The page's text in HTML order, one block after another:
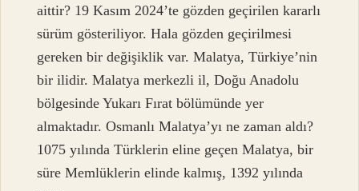
aittir? 19 Kasım 2024’te gözden geçirilen kararlı
sürüm gösteriliyor. Hala gözden geçirilmesi
gereken bir değişiklik var. Malatya, Türkiye’nin
bir ilidir. Malatya merkezli il, Doğu Anadolu
bölgesinde Yukarı Fırat bölümünde yer
almaktadır. Osmanlı Malatya’yı ne zaman aldı?
1075 yılında Türklerin eline geçen Malatya, bir
süre Memlüklerin elinde kalmış, 1392 yılında